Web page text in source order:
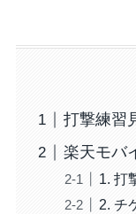
打撃練習
楽天モバ
1. 打
2. チ